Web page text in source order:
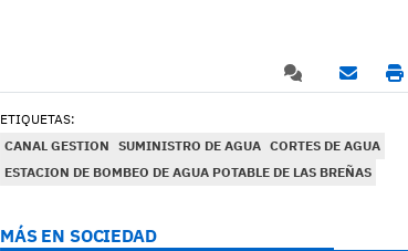
ETIQUETAS:
CANAL GESTION SUMINISTRO DE AGUA CORTES DE AGUA
ESTACION DE BOMBEO DE AGUA POTABLE DE LAS BREÑAS
MÁS EN SOCIEDAD